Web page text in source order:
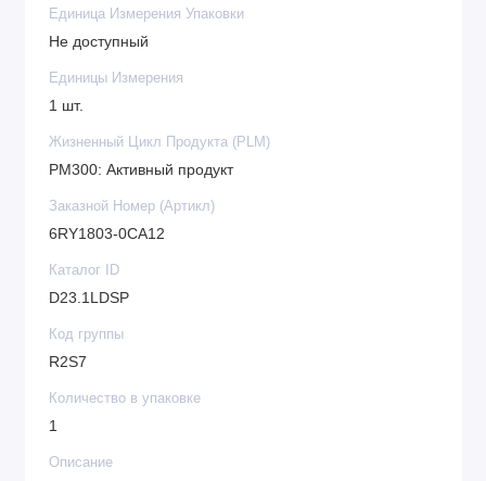
Единица Измерения Упаковки
Не доступный
Единицы Измерения
1 шт.
Жизненный Цикл Продукта (PLM)
PM300: Активный продукт
Заказной Номер (Артикл)
6RY1803-0CA12
Каталог ID
D23.1LDSP
Код группы
R2S7
Количество в упаковке
1
Описание